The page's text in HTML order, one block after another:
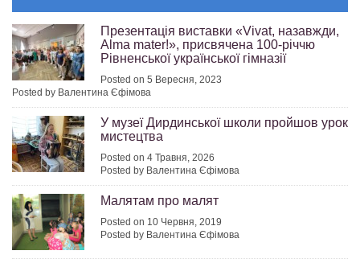
Презентація виставки «Vivat, назавжди,
Alma mater!», присвячена 100-річчю
Рівненської української гімназії
Posted on 5 Вересня, 2023
Posted by Валентина Єфімова
У музеї Дирдинської школи пройшов урок
мистецтва
Posted on 4 Травня, 2026
Posted by Валентина Єфімова
Малятам про малят
Posted on 10 Червня, 2019
Posted by Валентина Єфімова